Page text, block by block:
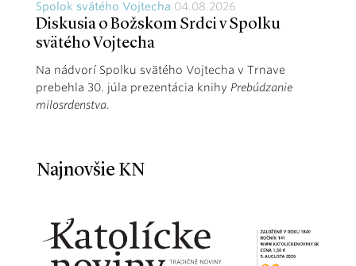
Spolok svätého Vojtecha 04.08.2026
Diskusia o Božskom Srdci v Spolku
svätého Vojtecha
Na nádvorí Spolku svätého Vojtecha v Trnave
prebehla 30. júla prezentácia knihy Prebúdzanie
milosrdenstva.
Najnovšie KN